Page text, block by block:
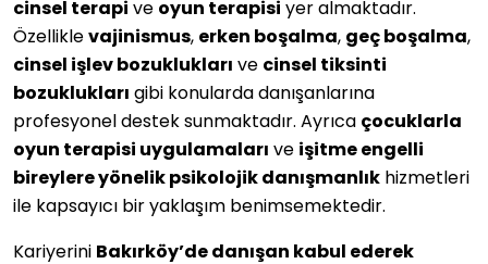
cinsel terapi ve oyun terapisi yer almaktadır.
Özellikle vajinismus, erken boşalma, geç boşalma,
cinsel işlev bozuklukları ve cinsel tiksinti
bozuklukları gibi konularda danışanlarına
profesyonel destek sunmaktadır. Ayrıca çocuklarla
oyun terapisi uygulamaları ve işitme engelli
bireylere yönelik psikolojik danışmanlık hizmetleri
ile kapsayıcı bir yaklaşım benimsemektedir.
Kariyerini Bakırköy’de danışan kabul ederek